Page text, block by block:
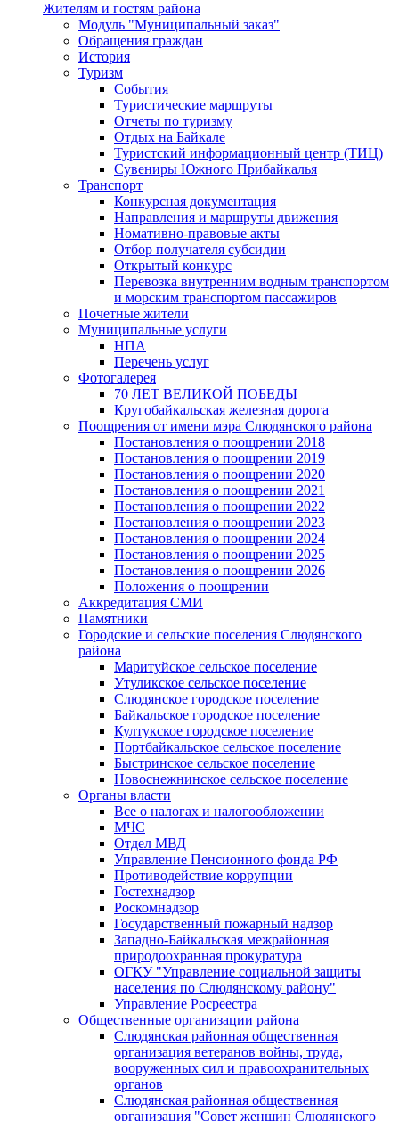
Жителям и гостям района
Модуль "Муниципальный заказ"
Обращения граждан
История
Туризм
События
Туристические маршруты
Отчеты по туризму
Отдых на Байкале
Туристский информационный центр (ТИЦ)
Сувениры Южного Прибайкалья
Транспорт
Конкурсная документация
Направления и маршруты движения
Номативно-правовые акты
Отбор получателя субсидии
Открытый конкурс
Перевозка внутренним водным транспортом
и морским транспортом пассажиров
Почетные жители
Муниципальные услуги
НПА
Перечень услуг
Фотогалерея
70 ЛЕТ ВЕЛИКОЙ ПОБЕДЫ
Кругобайкальская железная дорога
Поощрения от имени мэра Слюдянского района
Постановления о поощрении 2018
Постановления о поощрении 2019
Постановления о поощрении 2020
Постановления о поощрении 2021
Постановления о поощрении 2022
Постановления о поощрении 2023
Постановления о поощрении 2024
Постановления о поощрении 2025
Постановления о поощрении 2026
Положения о поощрении
Аккредитация СМИ
Памятники
Городские и сельские поселения Слюдянского
района
Маритуйское сельское поселение
Утуликское сельское поселение
Слюдянское городское поселение
Байкальское городское поселение
Култукское городское поселение
Портбайкальское сельское поселение
Быстринское сельское поселение
Новоснежнинское сельское поселение
Органы власти
Все о налогах и налогообложении
МЧС
Отдел МВД
Управление Пенсионного фонда РФ
Противодействие коррупции
Гостехнадзор
Роскомнадзор
Государственный пожарный надзор
Западно-Байкальская межрайонная
природоохранная прокуратура
ОГКУ "Управление социальной защиты
населения по Слюдянскому району"
Управление Росреестра
Общественные организации района
Слюдянская районная общественная
организация ветеранов войны, труда,
вооруженных сил и правоохранительных
органов
Слюдянская районная общественная
организация "Совет женщин Слюдянского